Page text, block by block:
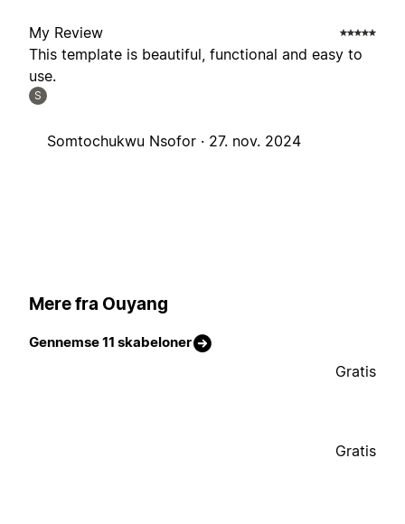
My Review
This template is beautiful, functional and easy to
use.
S
Somtochukwu Nsofor · 27. nov. 2024
Mere fra Ouyang
Gennemse 11 skabeloner
Gratis
Gratis